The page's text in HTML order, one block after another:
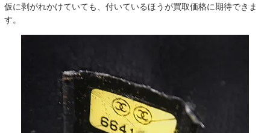
仮に剥がれかけていても、付いているほうが買取価格に期待できま
す。